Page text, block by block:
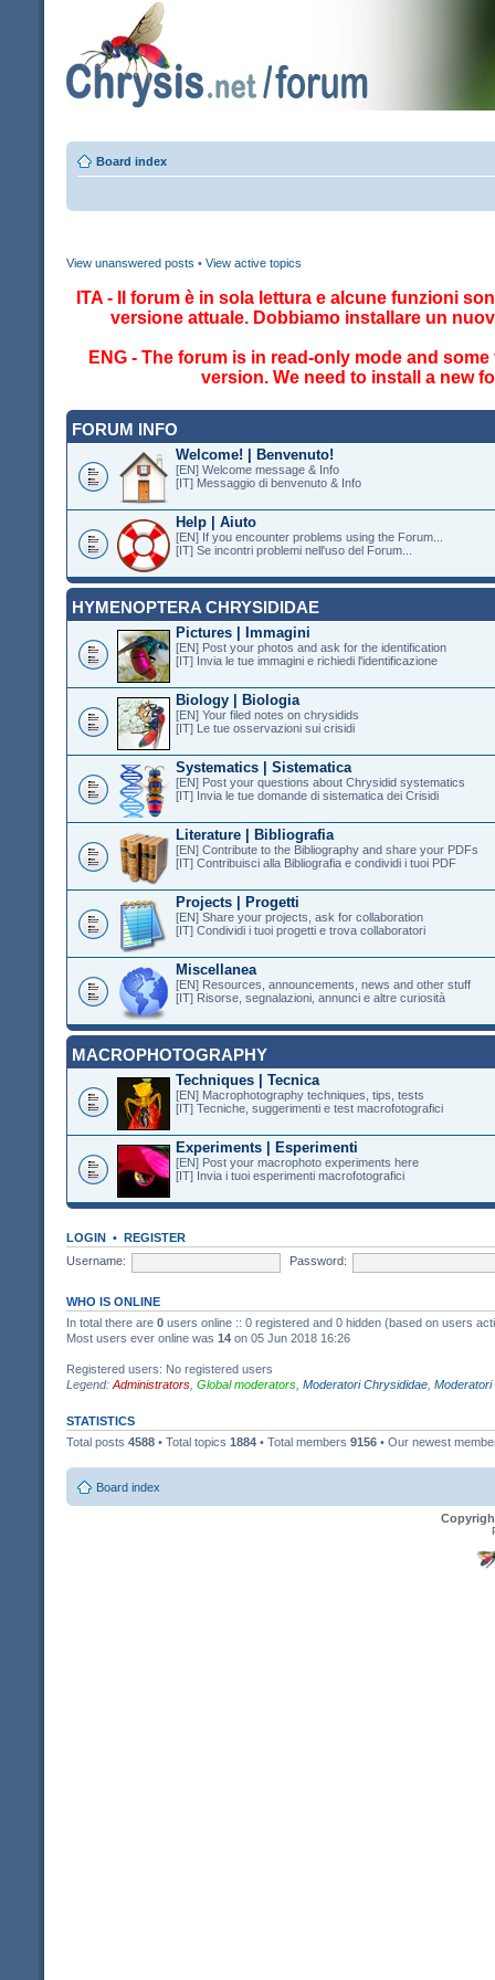
Board index
View unanswered posts • View active topics
ITA - Il forum è in sola lettura e alcune funzioni
versione attuale. Dobbiamo installare un
ENG - The forum is in read-only mode and
version. We need to install a new
FORUM INFO
Welcome! | Benvenuto!
[EN] Welcome message & Info
[IT] Messaggio di benvenuto & Info
Help | Aiuto
[EN] If you encounter problems using the Forum...
[IT] Se incontri problemi nell'uso del Forum...
HYMENOPTERA CHRYSIDIDAE
Pictures | Immagini
[EN] Post your photos and ask for the identification
[IT] Invia le tue immagini e richiedi l'identificazione
Biology | Biologia
[EN] Your filed notes on chrysidids
[IT] Le tue osservazioni sui crisidi
Systematics | Sistematica
[EN] Post your questions about Chrysidid systematics
[IT] Invia le tue domande di sistematica dei Crisidi
Literature | Bibliografia
[EN] Contribute to the Bibliography and share your PDFs
[IT] Contribuisci alla Bibliografia e condividi i tuoi PDF
Projects | Progetti
[EN] Share your projects, ask for collaboration
[IT] Condividi i tuoi progetti e trova collaboratori
Miscellanea
[EN] Resources, announcements, news and other stuff
[IT] Risorse, segnalazioni, annunci e altre curiosità
MACROPHOTOGRAPHY
Techniques | Tecnica
[EN] Macrophotography techniques, tips, tests
[IT] Tecniche, suggerimenti e test macrofotografici
Experiments | Esperimenti
[EN] Post your macrophoto experiments here
[IT] Invia i tuoi esperimenti macrofotografici
LOGIN • REGISTER
Username:
Password:
WHO IS ONLINE
In total there are 0 users online :: 0 registered and 0 hidden (based on users
Most users ever online was 14 on 05 Jun 2018 16:26
Registered users: No registered users
Legend: Administrators Global moderators Moderatori Chrysididae
STATISTICS
Total posts 4588 • Total topics 1884 • Total members 9156 • Our newest
Board index